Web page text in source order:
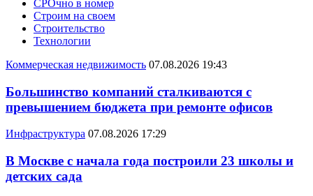
СРОчно в номер
Строим на своем
Строительство
Технологии
Коммерческая недвижимость 07.08.2026 19:43
Большинство компаний сталкиваются с
превышением бюджета при ремонте офисов
Инфраструктура 07.08.2026 17:29
В Москве с начала года построили 23 школы и
детских сада